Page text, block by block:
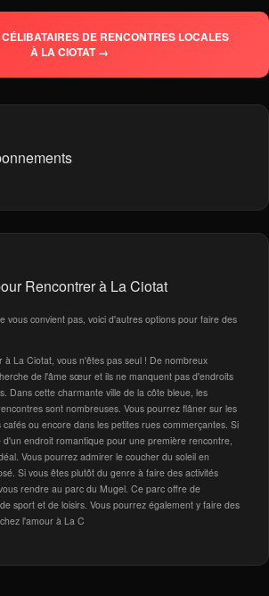
DE RENCONTRES LOCALES
À LA CIOTAT →
Rencontrer à La Ciotat
vous convient pas, voici d'autres options pour faire des
à La Ciotat, vous n'êtes pas seul ! De nombreux
de l'âme sœur et ils ne manquent pas d'endroits
Dans cette charmante ville de la côte bleue, les
sont nombreuses. Vous pourrez flâner sur les
ou encore dans les petites rues commerçantes. Si
d'un endroit romantique pour une première rencontre,
Vous pourrez admirer le coucher du soleil en
Si vous êtes plutôt du genre à faire des activités
rendre au parc du Mugel. Ce parc offre de
sport et de loisirs. Vous pourrez également y faire des
l'amour à La C